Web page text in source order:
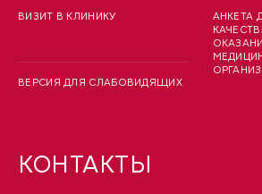
ВИЗИТ В КЛИНИКУ
ВЕРСИЯ ДЛЯ СЛАБОВИДЯЩИХ
АНКЕТА
КОНТАКТЫ